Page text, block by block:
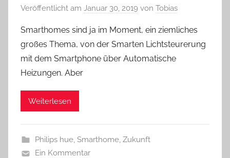
Veröffentlicht am Januar 30, 2019 von Tobias
Smarthomes sind ja im Moment, ein ziemliches
großes Thema, von der Smarten Lichtsteurerung
mit dem Smartphone über Automatische
Heizungen. Aber
Weiterlesen
Philips hue, Smarthome, Zukunft
Ein Kommentar